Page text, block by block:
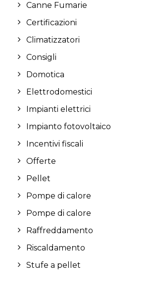
Canne Fumarie
Certificazioni
Climatizzatori
Consigli
Domotica
Elettrodomestici
Impianti elettrici
Impianto fotovoltaico
Incentivi fiscali
Offerte
Pellet
Pompe di calore
Pompe di calore
Raffreddamento
Riscaldamento
Stufe a pellet